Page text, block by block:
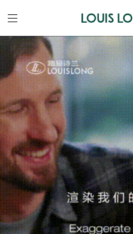
网
站
首
页
关
于
我